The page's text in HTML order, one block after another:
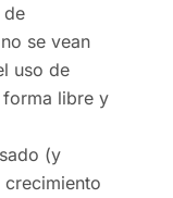
de
se vean
uso de
forma libre y
(y
crecimiento